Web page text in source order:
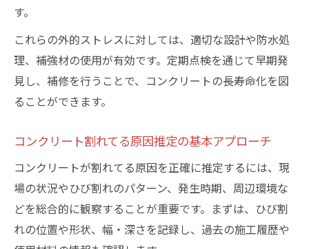
す。
これらの外的ストレスに対しては、適切な設計や防水処
理、補強材の使用が有効です。定期点検を通じて早期発
見し、補修を行うことで、コンクリートの長寿命化を図
ることができます。
コンクリート割れてる原因推定の基本アプローチ
コンクリートが割れてる原因を正確に推定するには、現
場の状況やひび割れのパターン、発生時期、周辺環境な
どを総合的に観察することが重要です。まずは、ひび割
れの位置や形状、幅・深さを記録し、過去の施工履歴や